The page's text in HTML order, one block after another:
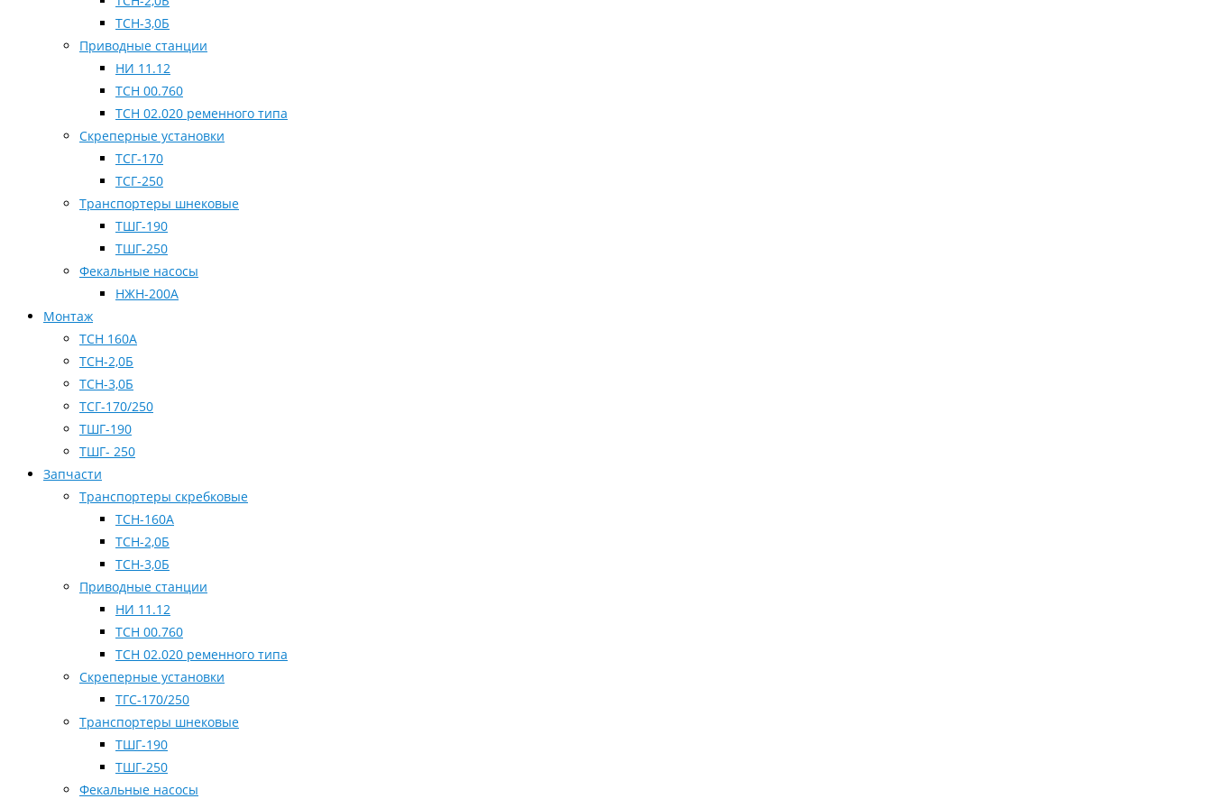
ТСН-3,0Б
Приводные станции
НИ 11.12
ТСН 00.760
ТСН 02.020 ременного типа
Скреперные установки
ТСГ-170
ТСГ-250
Транспортеры шнековые
ТШГ-190
ТШГ-250
Фекальные насосы
НЖН-200А
Монтаж
ТСН 160А
ТСН-2,0Б
ТСН-3,0Б
ТСГ-170/250
ТШГ-190
ТШГ- 250
Запчасти
Транспортеры скребковые
ТСН-160А
ТСН-2,0Б
ТСН-3,0Б
Приводные станции
НИ 11.12
ТСН 00.760
ТСН 02.020 ременного типа
Скреперные установки
ТГС-170/250
Транспортеры шнековые
ТШГ-190
ТШГ-250
Фекальные насосы